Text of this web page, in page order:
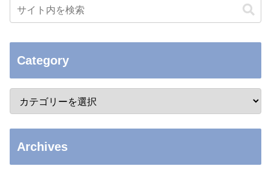
Category
Archives